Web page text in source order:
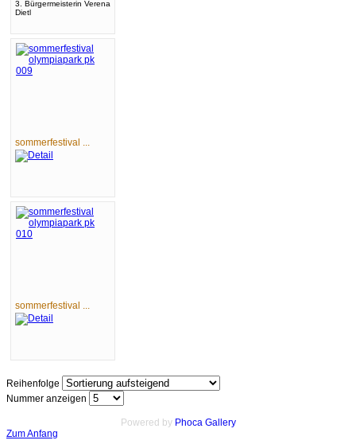
3. Bürgermeisterin Verena
Dietl
sommerfestival ...
sommerfestival ...
Reihenfolge
Nummer anzeigen
Powered by Phoca Gallery
Zum Anfang